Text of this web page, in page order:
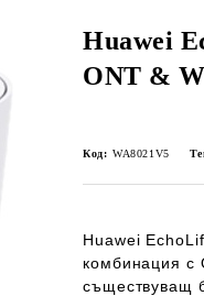
Huawei
ONT &
Код: WA8021V5
Huawei
комбинация с
съществуващ